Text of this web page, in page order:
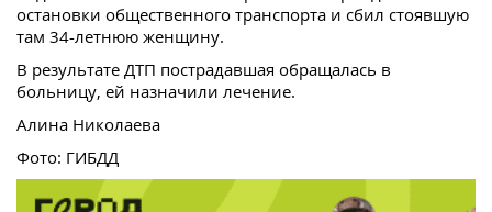
остановки общественного транспорта и сбил стоявшую
там 34-летнюю женщину.
В результате ДТП пострадавшая обращалась в
больницу, ей назначили лечение.
Алина Николаева
Фото: ГИБДД